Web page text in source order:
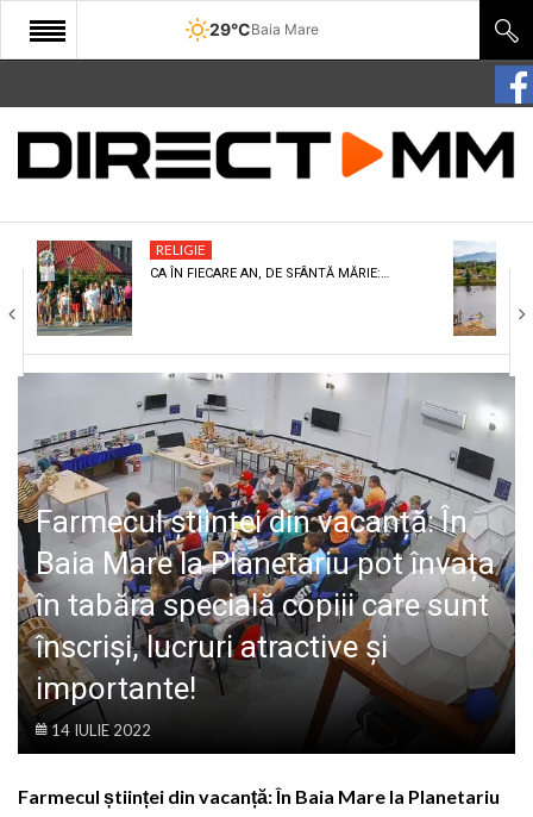
29°CBaia Mare
START
COMUNITATE
CULTURA
ECONOMIE
SANATATE
SPECIAL
POLITIC
LIFE
RELIGIE
CA ÎN FIECARE AN, DE SFÂNTĂ MĂRIE:…
Farmecul științei din vacanță: În
Baia Mare la Planetariu pot învața
în tabăra specială copiii care sunt
înscriși, lucruri atractive și
importante!
14 IULIE 2022
Farmecul științei din vacanță: În Baia Mare la Planetariu